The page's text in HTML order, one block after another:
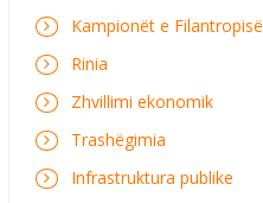
Kampionët e Filantropisë
Rinia
Zhvillimi ekonomik
Trashëgimia
Infrastruktura publike